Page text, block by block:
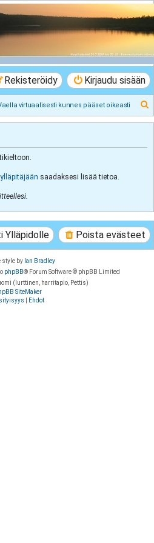
Kirjaudu sisään
Rekisteröidy
virtuaalisesti kunnes pääset oikeasti
saadaksesi lisää tietoa.
Poista evästeet
Ylläpidolle
style by Ian Bradley
phpBB® Forum Software © phpBB Limited
(lurttinen, harritapio, Pettis)
SiteMaker
Ehdot